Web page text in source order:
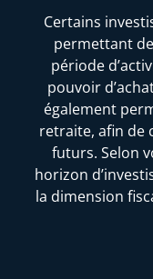
Certains
permettant
période
pouvoir
également
retraite, afin de
futurs. Selon
horizon
la dimension